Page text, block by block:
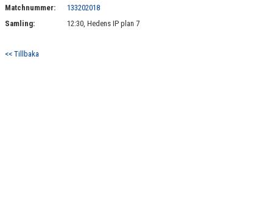
Matchnummer:
133202018
Samling:
12:30, Hedens IP plan 7
<< Tillbaka